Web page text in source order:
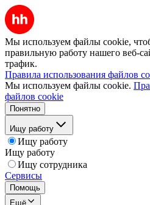
Мы используем файлы cookie,
правильную работу нашего веб-
трафик.
Правила использования файлов
Мы используем файлы cookie.
файлов cookie
Понятно
Ищу работу
Ищу работу
Ищу работу
Ищу сотрудника
Сервисы
Помощь
Ещё